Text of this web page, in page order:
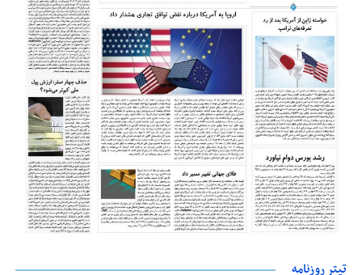
تیتر روزنامه